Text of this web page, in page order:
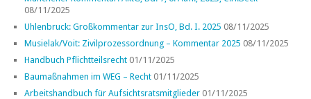
08/11/2025
Uhlenbruck: Großkommentar zur InsO, Bd. I. 2025 08/11/2025
Musielak/Voit: Zivilprozessordnung – Kommentar 2025 08/11/2025
Handbuch Pflichtteilsrecht 01/11/2025
Baumaßnahmen im WEG – Recht 01/11/2025
Arbeitshandbuch für Aufsichtsratsmitglieder 01/11/2025